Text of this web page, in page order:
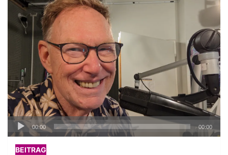
Audio-
Player
00:00 00:00
BEITRAG